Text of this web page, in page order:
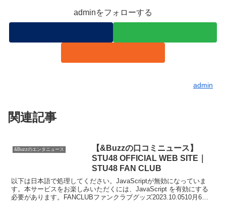
adminをフォローする
admin
関連記事
&Buzzのエンタニュース
【&Buzzの口コミニュース】
STU48 OFFICIAL WEB SITE｜
STU48 FAN CLUB
以下は日本語で処理してください。JavaScriptが無効になっていま
す。本サービスをお楽しみいただくには、JavaScript を有効にする
必要があります。FANCLUBファンクラブグッズ2023.10.0510月6日